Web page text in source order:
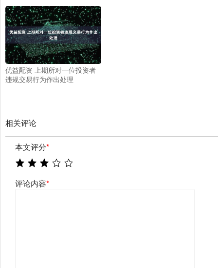
优益配资 上期所对一位投资者
违规交易行为作出处理
相关评论
本文评分*
评论内容*